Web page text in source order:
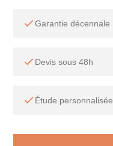
Garantie décennale
Devis sous 48h
Étude personnalisée